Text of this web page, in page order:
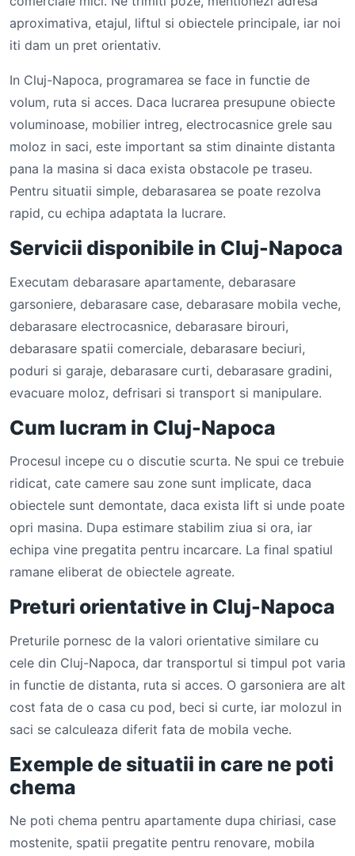
aproximativa, etajul, liftul si obiectele principale, iar noi
iti dam un pret orientativ.
In Cluj-Napoca, programarea se face in functie de
volum, ruta si acces. Daca lucrarea presupune obiecte
voluminoase, mobilier intreg, electrocasnice grele sau
moloz in saci, este important sa stim dinainte distanta
pana la masina si daca exista obstacole pe traseu.
Pentru situatii simple, debarasarea se poate rezolva
rapid, cu echipa adaptata la lucrare.
Servicii disponibile in Cluj-Napoca
Executam debarasare apartamente, debarasare
garsoniere, debarasare case, debarasare mobila veche,
debarasare electrocasnice, debarasare birouri,
debarasare spatii comerciale, debarasare beciuri,
poduri si garaje, debarasare curti, debarasare gradini,
evacuare moloz, defrisari si transport si manipulare.
Cum lucram in Cluj-Napoca
Procesul incepe cu o discutie scurta. Ne spui ce trebuie
ridicat, cate camere sau zone sunt implicate, daca
obiectele sunt demontate, daca exista lift si unde poate
opri masina. Dupa estimare stabilim ziua si ora, iar
echipa vine pregatita pentru incarcare. La final spatiul
ramane eliberat de obiectele agreate.
Preturi orientative in Cluj-Napoca
Preturile pornesc de la valori orientative similare cu
cele din Cluj-Napoca, dar transportul si timpul pot varia
in functie de distanta, ruta si acces. O garsoniera are alt
cost fata de o casa cu pod, beci si curte, iar molozul in
saci se calculeaza diferit fata de mobila veche.
Exemple de situatii in care ne poti
chema
Ne poti chema pentru apartamente dupa chiriasi, case
mostenite, spatii pregatite pentru renovare, mobila